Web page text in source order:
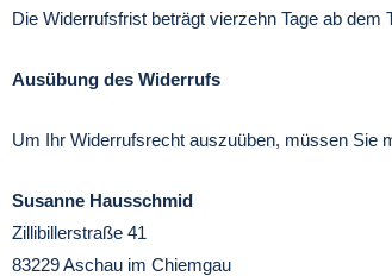
Die Widerrufsfrist beträgt vierzehn Tage ab dem
Ausübung des Widerrufs
Um Ihr Widerrufsrecht auszuüben, müssen Sie
Susanne Hausschmid
Zillibillerstraße 41
83229 Aschau im Chiemgau